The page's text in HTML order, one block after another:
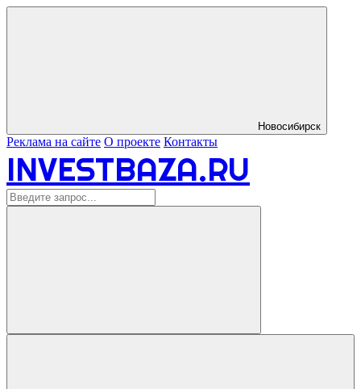
Новосибирск
Реклама на сайте О проекте Контакты
INVESTBAZA.RU